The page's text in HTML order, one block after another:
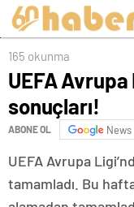
165 okunma
UEFA
sonuçları!
ABONE OL News
UEFA Avrupa
tamamladı. Bu